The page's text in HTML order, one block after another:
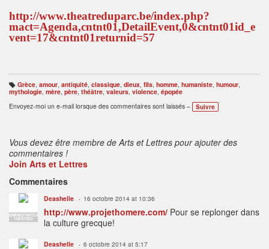
http://www.theatreduparc.be/index.php?
mact=Agenda,cntnt01,DetailEvent,0&cntnt01id_e
vent=17&cntnt01returnid=57
B
ali
s
e
Grèce, amour, antiquité, classique, dieux, fils, homme, humaniste, humour,
mythologie mère père théâtre valeurs violence épopée
Envoyez-moi un e-mail lorsque des commentaires sont laissés –
Suivre
Vous devez être membre de Arts et Lettres pour ajouter des
commentaires !
Join Arts et Lettres
Commentaires
ADMINISTRATEUR
THÉÂTRES
Deashelle 16 octobre 2014 at 10:36
http://www.projethomere.com/ Pour se replonger dans
la culture grecque!
Deashelle 6 octobre 2014 at 5:17